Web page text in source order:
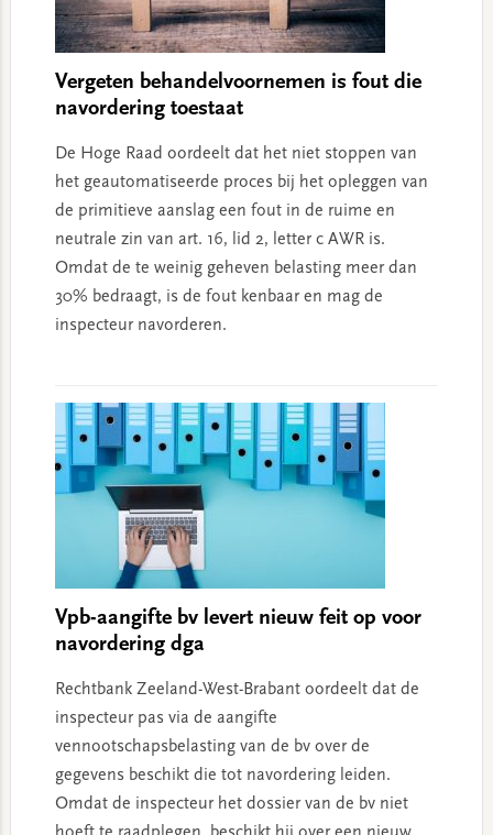
Vergeten behandelvoornemen is fout die
navordering toestaat
De Hoge Raad oordeelt dat het niet stoppen van
het geautomatiseerde proces bij het opleggen van
de primitieve aanslag een fout in de ruime en
neutrale zin van art. 16, lid 2, letter c AWR is.
Omdat de te weinig geheven belasting meer dan
30% bedraagt, is de fout kenbaar en mag de
inspecteur navorderen.
Vpb-aangifte bv levert nieuw feit op voor
navordering dga
Rechtbank Zeeland-West-Brabant oordeelt dat de
inspecteur pas via de aangifte
vennootschapsbelasting van de bv over de
gegevens beschikt die tot navordering leiden.
Omdat de inspecteur het dossier van de bv niet